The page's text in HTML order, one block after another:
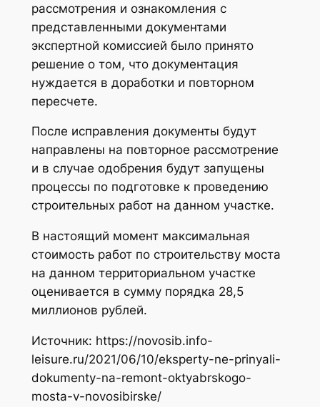
рассмотрения и ознакомления с
представленными документами
экспертной комиссией было принято
решение о том, что документация
нуждается в доработки и повторном
пересчете.
После исправления документы будут
направлены на повторное рассмотрение
и в случае одобрения будут запущены
процессы по подготовке к проведению
строительных работ на данном участке.
В настоящий момент максимальная
стоимость работ по строительству моста
на данном территориальном участке
оценивается в сумму порядка 28,5
миллионов рублей.
Источник: https://novosib.info-
leisure.ru/2021/06/10/eksperty-ne-prinyali-
dokumenty-na-remont-oktyabrskogo-
mosta-v-novosibirske/